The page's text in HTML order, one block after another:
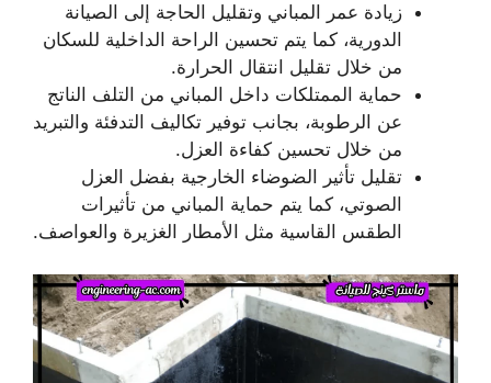
زيادة عمر المباني وتقليل الحاجة إلى الصيانة
الدورية، كما يتم تحسين الراحة الداخلية للسكان
من خلال تقليل انتقال الحرارة.
حماية الممتلكات داخل المباني من التلف الناتج
عن الرطوبة، بجانب توفير تكاليف التدفئة والتبريد
من خلال تحسين كفاءة العزل.
تقليل تأثير الضوضاء الخارجية بفضل العزل
الصوتي، كما يتم حماية المباني من تأثيرات
الطقس القاسية مثل الأمطار الغزيرة والعواصف.